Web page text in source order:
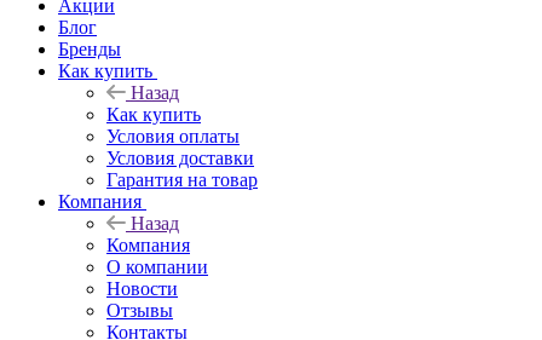
Акции
Блог
Бренды
Как купить
Назад
Как купить
Условия оплаты
Условия доставки
Гарантия на товар
Компания
Назад
Компания
О компании
Новости
Отзывы
Контакты